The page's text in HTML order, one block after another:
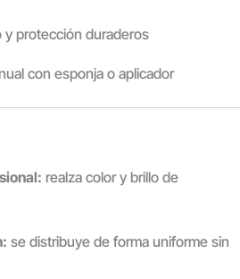
y protección duraderos
con esponja o aplicador
realza color y brillo de
se distribuye de forma uniforme sin